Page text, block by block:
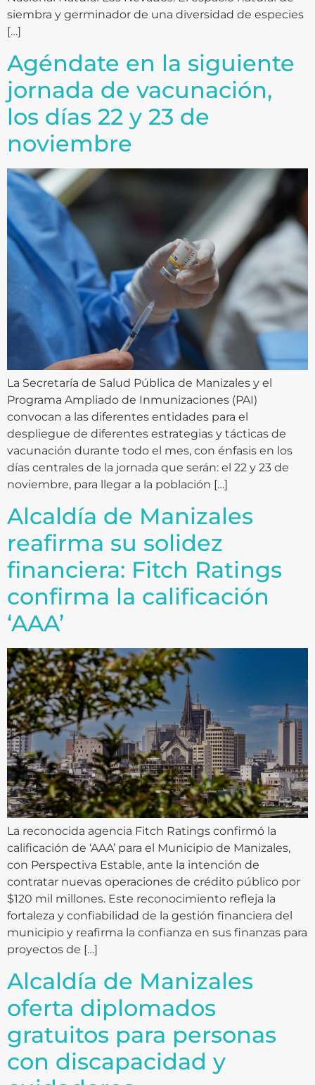
siembra y germinador de una diversidad de especies
[…]
Agéndate en la siguiente
jornada de vacunación,
los días 22 y 23 de
noviembre
La Secretaría de Salud Pública de Manizales y el
Programa Ampliado de Inmunizaciones (PAI)
convocan a las diferentes entidades para el
despliegue de diferentes estrategias y tácticas de
vacunación durante todo el mes, con énfasis en los
días centrales de la jornada que serán: el 22 y 23 de
noviembre, para llegar a la población […]
Alcaldía de Manizales
reafirma su solidez
financiera: Fitch Ratings
confirma la calificación
‘AAA’
La reconocida agencia Fitch Ratings confirmó la
calificación de ‘AAA’ para el Municipio de Manizales,
con Perspectiva Estable, ante la intención de
contratar nuevas operaciones de crédito público por
$120 mil millones. Este reconocimiento refleja la
fortaleza y confiabilidad de la gestión financiera del
municipio y reafirma la confianza en sus finanzas para
proyectos de […]
Alcaldía de Manizales
oferta diplomados
gratuitos para personas
con discapacidad y